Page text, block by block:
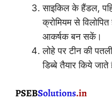
साइकिल के हैंडल,
क्रोमियम से
आकर्षक बन सकें।
लोहे पर टीन की
डिब्बे तैयार किये जाते